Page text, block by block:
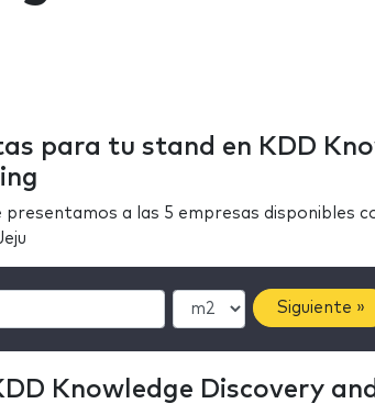
para tu stand en KDD
a las 5 empresas disponibles
Siguiente »
Knowledge Discovery